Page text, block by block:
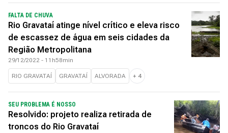
FALTA DE CHUVA
Rio Gravataí atinge nível crítico e eleva risco
de escassez de água em seis cidades da
Região Metropolitana
29/12/2022 - 11h58min
RIO GRAVATAÍ GRAVATAÍ ALVORADA + 4
SEU PROBLEMA É NOSSO
Resolvido: projeto realiza retirada de
troncos do Rio Gravataí